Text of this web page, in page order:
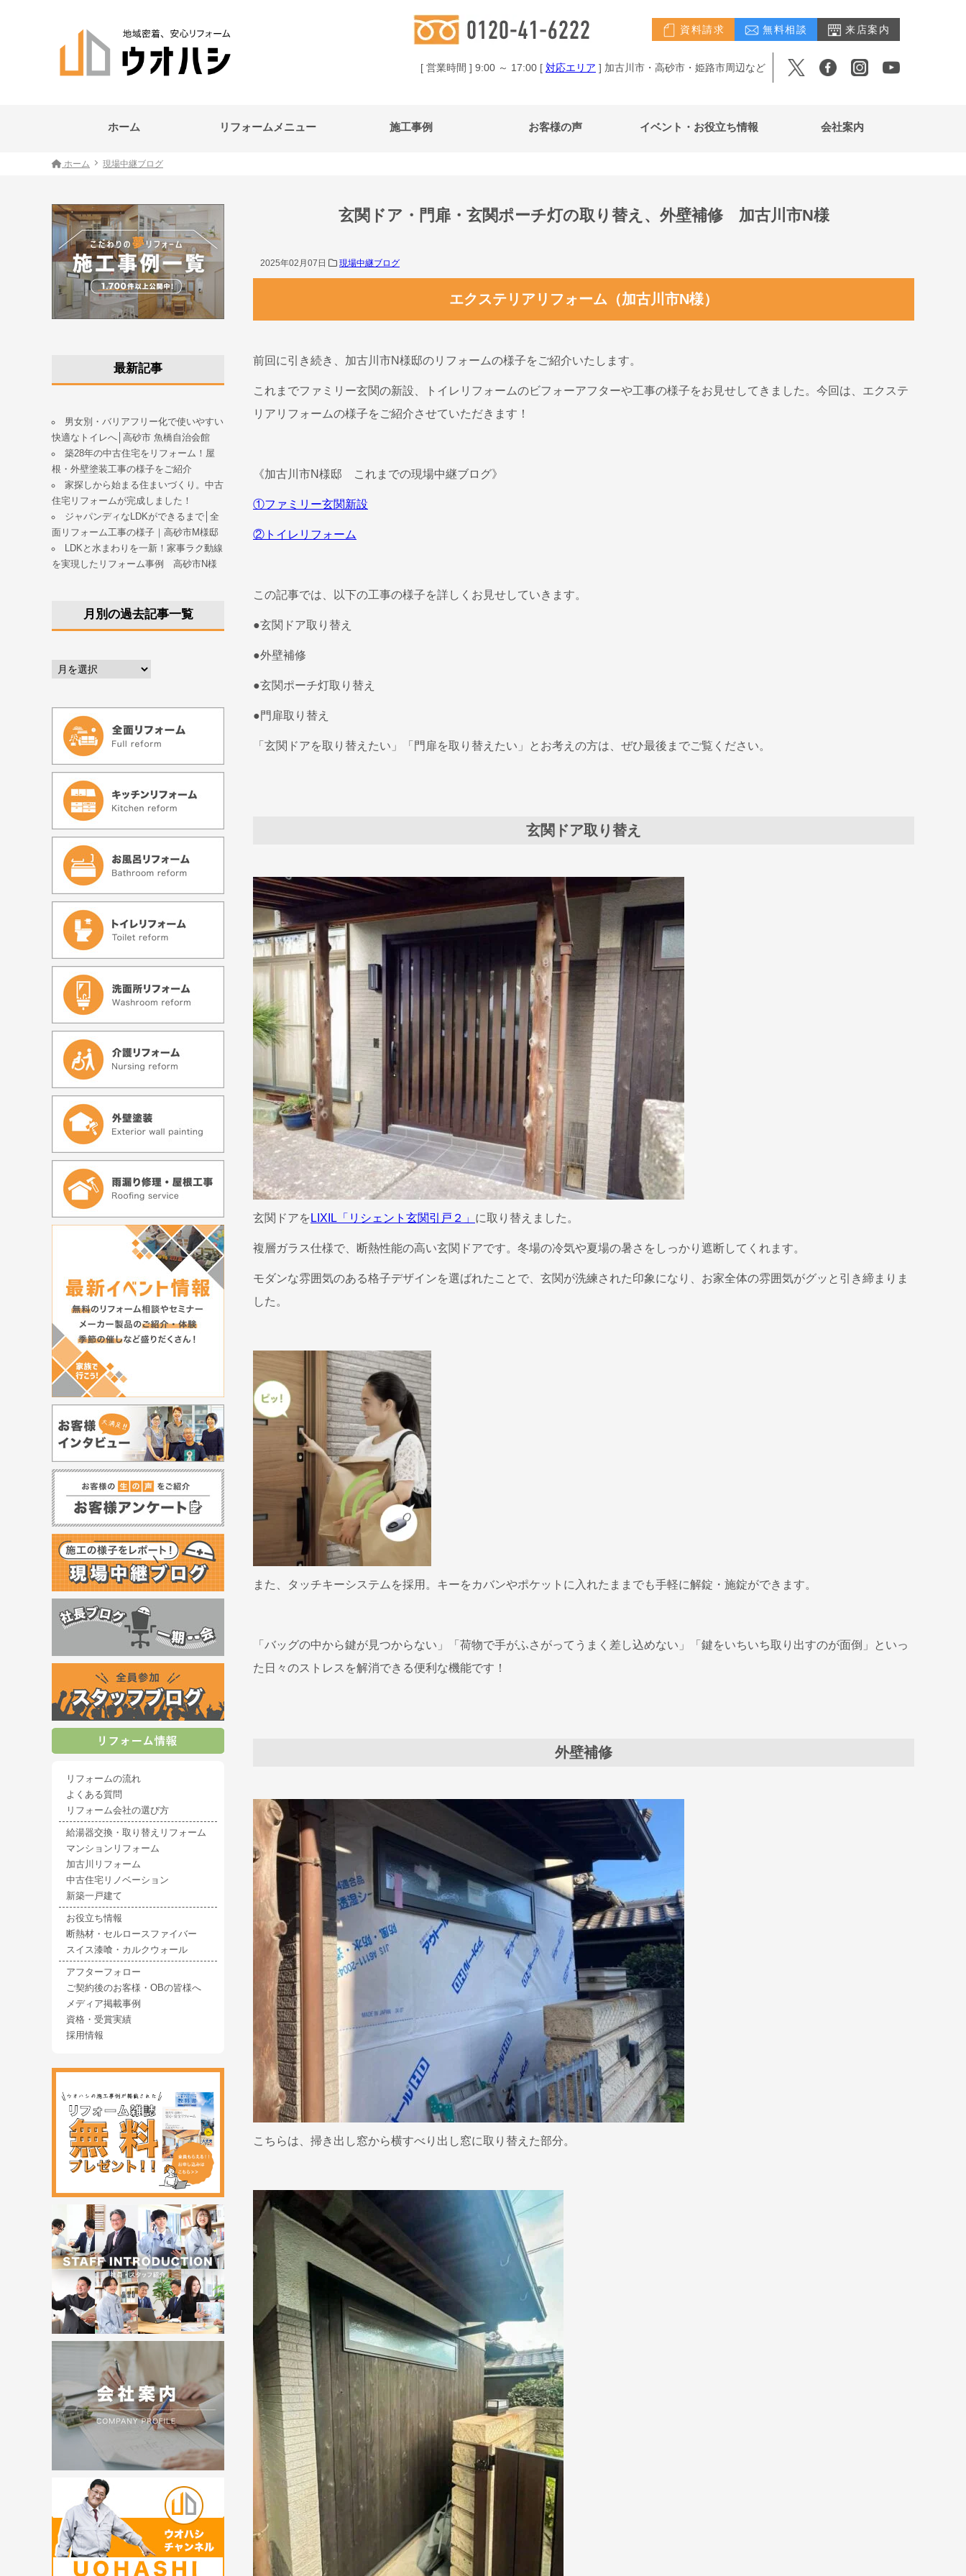
資料請求 無料相談 来店案内
[ 営業時間 ] 9:00 ～ 17:00 [ 対応エリア ] 加古川市・高砂市・姫路市周辺など
ホーム リフォームメニュー 施工事例 お客様の声 イベント・お役立ち情報 会社案内
ホーム 現場中継ブログ
玄関ドア・門扉・玄関ポーチ灯の取り替え、外壁補修 加古川市N様
2025年02月07日 現場中継ブログ
エクステリアリフォーム（加古川市N様）
前回に引き続き、加古川市N様邸のリフォームの様子をご紹介いたします。
これまでファミリー玄関の新設、トイレリフォームのビフォーアフターや工事の様子をお見せしてきました。今回は、エクステ
リアリフォームの様子をご紹介させていただきます！
《加古川市N様邸 これまでの現場中継ブログ》
①ファミリー玄関新設
②トイレリフォーム
この記事では、以下の工事の様子を詳しくお見せしていきます。
●玄関ドア取り替え
●外壁補修
●玄関ポーチ灯取り替え
●門扉取り替え
「玄関ドアを取り替えたい」「門扉を取り替えたい」とお考えの方は、ぜひ最後までご覧ください。
玄関ドア取り替え
玄関ドアを LIXIL「リシェント玄関引戸２」 に取り替えました。
複層ガラス仕様で、断熱性能の高い玄関ドアです。冬場の冷気や夏場の暑さをしっかり遮断してくれます。
モダンな雰囲気のある格子デザインを選ばれたことで、玄関が洗練された印象になり、お家全体の雰囲気がグッと引き締まりま
した。
また、タッチキーシステムを採用。キーをカバンやポケットに入れたままでも手軽に解錠・施錠ができます。
「バッグの中から鍵が見つからない」「荷物で手がふさがってうまく差し込めない」「鍵をいちいち取り出すのが面倒」といっ
た日々のストレスを解消できる便利な機能です！
外壁補修
こちらは、掃き出し窓から横すべり出し窓に取り替えた部分。
最新記事
男女別・バリアフリー化で使いやすい
快適なトイレへ│高砂市 魚橋自治会館
築28年の中古住宅をリフォーム！屋
根・外壁塗装工事の様子をご紹介
家探しから始まる住まいづくり。中古
住宅リフォームが完成しました！
ジャパンディなLDKができるまで│全
面リフォーム工事の様子｜高砂市M様邸
LDKと水まわりを一新！家事ラク動線
を実現したリフォーム事例 高砂市N様
月別の過去記事一覧
リフォームの流れ
よくある質問
リフォーム会社の選び方
給湯器交換・取り替えリフォーム
マンションリフォーム
加古川リフォーム
中古住宅リノベーション
新築一戸建て
お役立ち情報
断熱材・セルロースファイバー
スイス漆喰・カルクウォール
アフターフォロー
ご契約後のお客様・OBの皆様へ
メディア掲載事例
資格・受賞実績
採用情報